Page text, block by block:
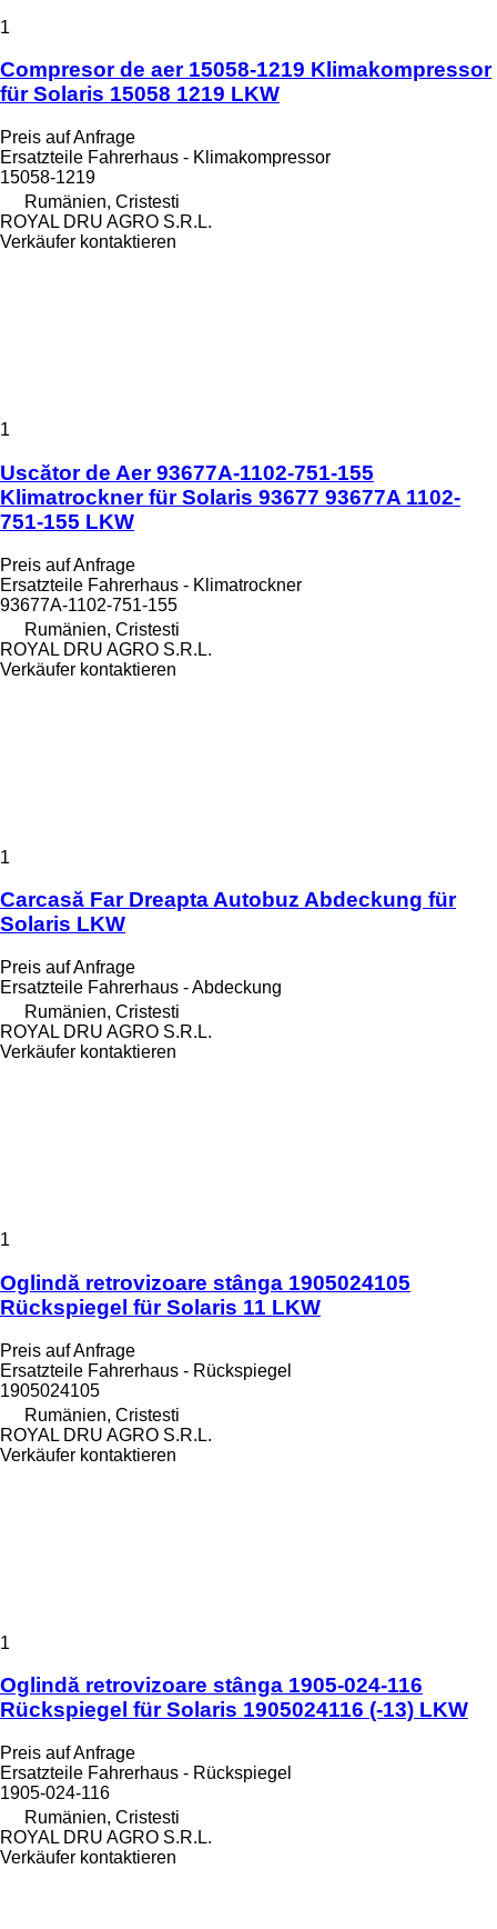
1
Compresor de aer 15058-1219 Klimakompressor
für Solaris 15058 1219 LKW
Preis auf Anfrage
Ersatzteile Fahrerhaus - Klimakompressor
15058-1219
Rumänien, Cristesti
ROYAL DRU AGRO S.R.L.
Verkäufer kontaktieren
1
Uscător de Aer 93677A-1102-751-155
Klimatrockner für Solaris 93677 93677A 1102-
751-155 LKW
Preis auf Anfrage
Ersatzteile Fahrerhaus - Klimatrockner
93677A-1102-751-155
Rumänien, Cristesti
ROYAL DRU AGRO S.R.L.
Verkäufer kontaktieren
1
Carcasă Far Dreapta Autobuz Abdeckung für
Solaris LKW
Preis auf Anfrage
Ersatzteile Fahrerhaus - Abdeckung
Rumänien, Cristesti
ROYAL DRU AGRO S.R.L.
Verkäufer kontaktieren
1
Oglindă retrovizoare stânga 1905024105
Rückspiegel für Solaris 11 LKW
Preis auf Anfrage
Ersatzteile Fahrerhaus - Rückspiegel
1905024105
Rumänien, Cristesti
ROYAL DRU AGRO S.R.L.
Verkäufer kontaktieren
1
Oglindă retrovizoare stânga 1905-024-116
Rückspiegel für Solaris 1905024116 (-13) LKW
Preis auf Anfrage
Ersatzteile Fahrerhaus - Rückspiegel
1905-024-116
Rumänien, Cristesti
ROYAL DRU AGRO S.R.L.
Verkäufer kontaktieren